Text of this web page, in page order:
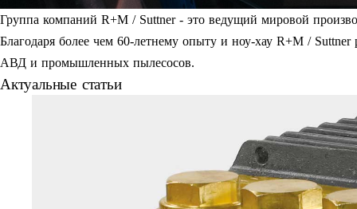
Группа компаний R+M / Suttner - это ведущий мировой
Благодаря более чем 60-летнему опыту и ноу-хау R+M /
АВД и промышленных пылесосов.
Актуальные статьи